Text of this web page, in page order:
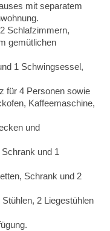
mit separatem
Schlafzimmern,
gemütlichen
1 Schwingsessel,
für 4 Personen sowie
Kaffeemaschine,
und
und 1
Schrank und 2
2 Liegestühlen